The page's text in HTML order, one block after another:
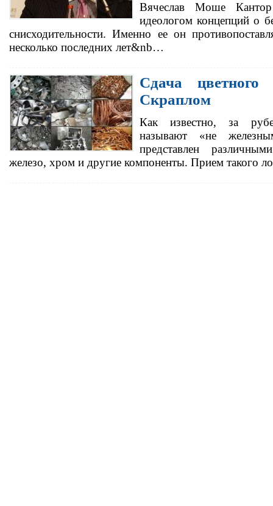
Вячеслав Моше
идеологом концепций о
снисходительности. Именно ее он
несколько последних лет&nb…
Сдача
Скраплом
Как известно, за
называют «не
представлен
железо, хром и другие компоненты. Прием такого